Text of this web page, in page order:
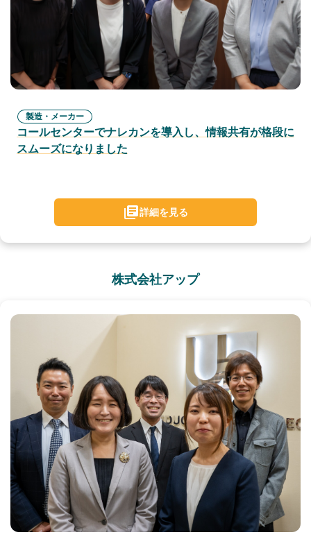
製造・メーカー
コールセンターでナレカンを導入し、情報共有が格段に
スムーズになりました
詳細を見る
株式会社アップ